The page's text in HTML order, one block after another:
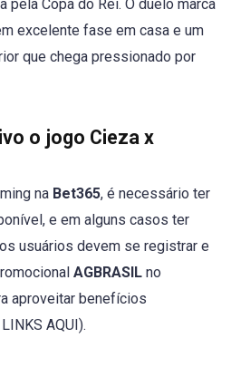
pela Copa do Rei. O duelo marca
excelente fase em casa e um
que chega pressionado por
o jogo Cieza x
na Bet365, é necessário ter
e em alguns casos ter
usuários devem se registrar e
AGBRASIL no
aproveitar benefícios
AQUI).